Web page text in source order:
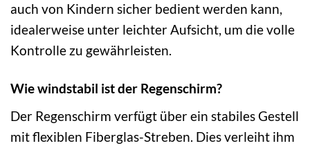
auch von Kindern sicher bedient werden kann,
idealerweise unter leichter Aufsicht, um die volle
Kontrolle zu gewährleisten.
Wie windstabil ist der Regenschirm?
Der Regenschirm verfügt über ein stabiles Gestell
mit flexiblen Fiberglas-Streben. Dies verleiht ihm